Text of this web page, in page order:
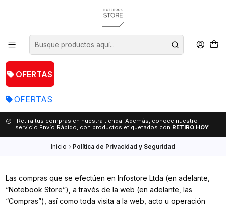
OFERTAS
OFERTAS
¡Retira tus compras en nuestra tienda! Además, conoce nuestro
servicio Envío Rápido, con productos etiquetados con RETIRO HOY
Inicio Política de Privacidad y Seguridad
Las compras que se efectúen en Infostore Ltda (en adelante,
“Notebook Store”), a través de la web (en adelante, las
“Compras”), así como toda visita a la web, acto u operación